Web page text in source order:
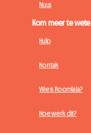
Nuus
Kom meer te wete
Hulp
Kontak
Wie is Roomlala?
Hoe werk dit?